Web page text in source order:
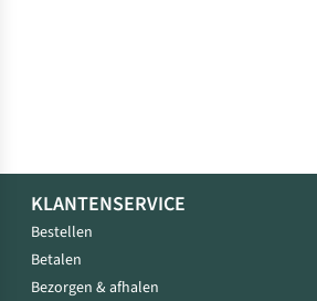
KLANTENSERVICE
Bestellen
Betalen
Bezorgen & afhalen